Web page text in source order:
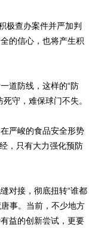
极查办案件并严加判
的信心，也将产生积
道防线，这样的“防
守，难保球门不失。
严峻的食品安全形势
，只有大力强化预防
对接，彻底扭转“谁都
事。当前，不少地方
益的创新尝试，更要